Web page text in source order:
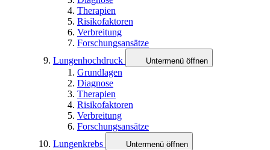
Therapien
Risikofaktoren
Verbreitung
Forschungsansätze
Lungenhochdruck
Untermenü öffnen
Grundlagen
Diagnose
Therapien
Risikofaktoren
Verbreitung
Forschungsansätze
Lungenkrebs
Untermenü öffnen